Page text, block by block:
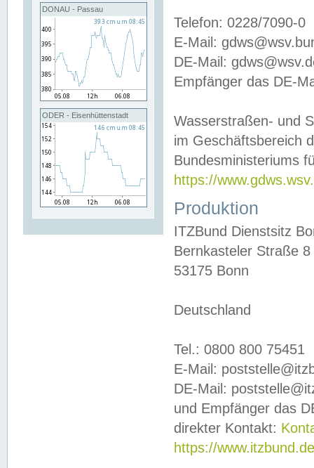
DONAU - Passau
ODER - Eisenhüttenstadt
Telefon: 0228/7090-0
E-Mail:
DE-Mail:
Empfänger das DE-
Wasserstraßen- und
im Geschäftsbereich
Bundesministeriums
https://
Produktion
ITZBund Dienstsitz
Bernkasteler Straße 8
53175 Bonn
Deutschland
Tel.: 0800 800 75451
E-Mail:
DE-Mail:
und Empfänger das
direkter Kontakt:
https://